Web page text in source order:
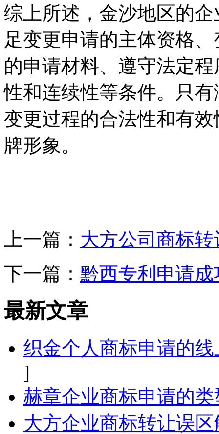
综上所述，金沙地区的
足变更申请的主体资格
的申请材料、遵守法定
性和连续性等条件。只
变更过程的合法性和有
牌形象。
上一篇： 大方公司商标
下一篇： 黔西专利申请
最新文章
织金个人商标申请的
]
赫章企业商标申请的
大方企业商标转让误区